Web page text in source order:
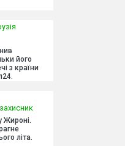
його
з країни
Жироні.
літа.